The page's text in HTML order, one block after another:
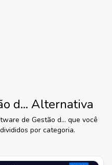
d... Alternativa
de Gestão d... que você
por categoria.